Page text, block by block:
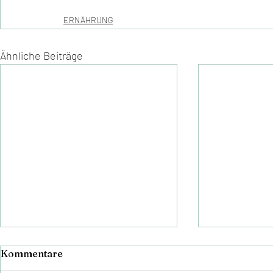
ERNÄHRUNG
Ähnliche Beiträge
Kommentare